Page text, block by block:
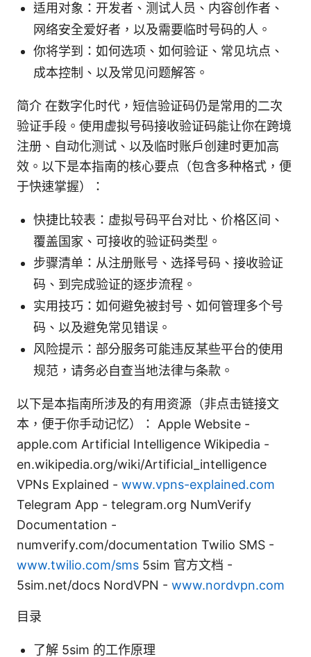
适用对象：开发者、测试人员、内容创作者、
网络安全爱好者，以及需要临时号码的人。
你将学到：如何选项、如何验证、常见坑点、
成本控制、以及常见问题解答。
简介 在数字化时代，短信验证码仍是常用的二次
验证手段。使用虚拟号码接收验证码能让你在跨境
注册、自动化测试、以及临时账户创建时更加高
效。以下是本指南的核心要点（包含多种格式，便
于快速掌握）：
快捷比较表：虚拟号码平台对比、价格区间、
覆盖国家、可接收的验证码类型。
步骤清单：从注册账号、选择号码、接收验证
码、到完成验证的逐步流程。
实用技巧：如何避免被封号、如何管理多个号
码、以及避免常见错误。
风险提示：部分服务可能违反某些平台的使用
规范，请务必自查当地法律与条款。
以下是本指南所涉及的有用资源（非点击链接文
本，便于你手动记忆）： Apple Website -
apple.com Artificial Intelligence Wikipedia -
en.wikipedia.org/wiki/Artificial_intelligence
VPNs Explained - www.vpns-explained.com
Telegram App - telegram.org NumVerify
Documentation -
numverify.com/documentation Twilio SMS -
www.twilio.com/sms 5sim 官方文档 -
5sim.net/docs NordVPN - www.nordvpn.com
目录
了解 5sim 的工作原理